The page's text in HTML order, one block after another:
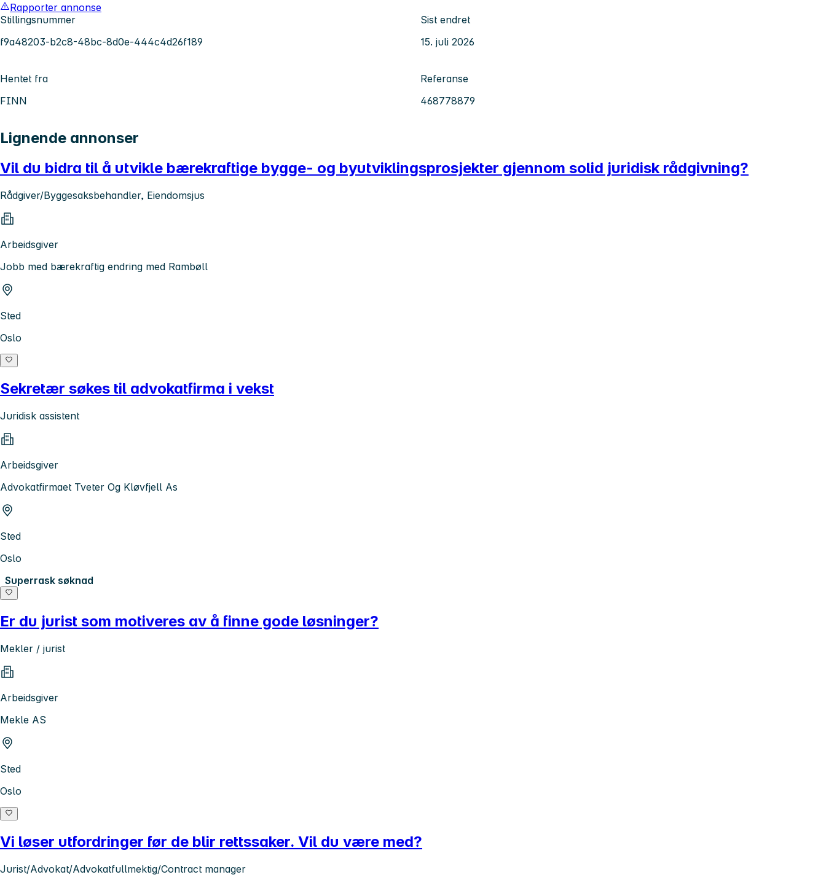
Rapporter annonse
Stillingsnummer
f9a48203-b2c8-48bc-8d0e-444c4d26f189
Sist endret
15. juli 2026
Hentet fra
FINN
Referanse
468778879
Lignende annonser
Vil du bidra til å utvikle bærekraftige bygge- og byutviklingsprosjekter gjennom solid juridisk rådgivning?
Rådgiver/Byggesaksbehandler, Eiendomsjus
Arbeidsgiver
Jobb med bærekraftig endring med Rambøll
Sted
Oslo
Sekretær søkes til advokatfirma i vekst
Juridisk assistent
Arbeidsgiver
Advokatfirmaet Tveter Og Kløvfjell As
Sted
Oslo
Superrask søknad
Er du jurist som motiveres av å finne gode løsninger?
Mekler / jurist
Arbeidsgiver
Mekle AS
Sted
Oslo
Vi løser utfordringer før de blir rettssaker. Vil du være med?
Jurist/Advokat/Advokatfullmektig/Contract manager